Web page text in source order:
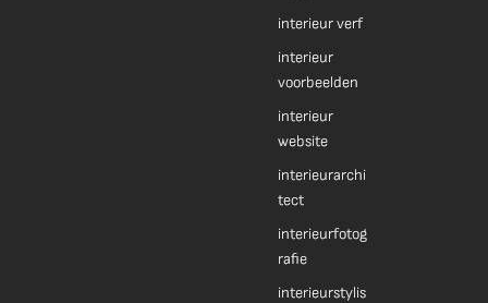
interieur verf
interieur
voorbeelden
interieur
website
interieurarchi
tect
interieurfotog
rafie
interieurstylis